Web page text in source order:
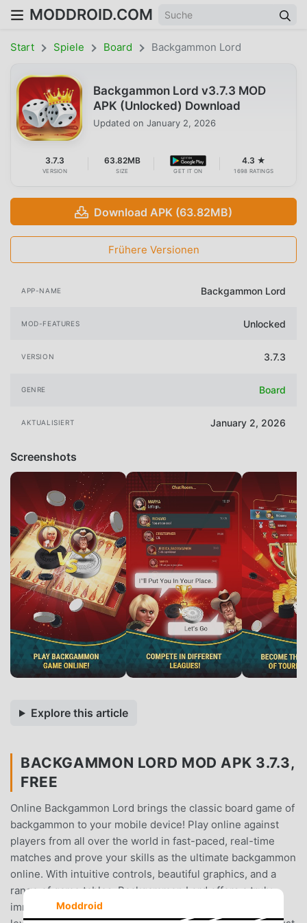
MODDROID.COM
Start Spiele Board Backgammon Lord
Backgammon Lord v3.7.3 MOD
APK (Unlocked) Download
Updated on January 2, 2026
3.7.3
VERSION
63.82MB
SIZE GET IT ON
4.3 ★
1698 RATINGS
Download APK (63.82MB)
Frühere Versionen
APP-NAME Backgammon Lord
MOD-FEATURES Unlocked
VERSION 3.7.3
GENRE Board
AKTUALISIERT January 2, 2026
Screenshots
Explore this article
BACKGAMMON LORD MOD APK 3.7.3,
FREE
Online Backgammon Lord brings the classic board game of
backgammon to your mobile device! Play online against
players from all over the world in fast-paced, real-time
matches and prove your skills as the ultimate backgammon
online. With intuitive controls, beautiful graphics, and a
range of game tables, Backgammon Lord offers a truly
immersive gaming experience for players of all skill
Moddroid